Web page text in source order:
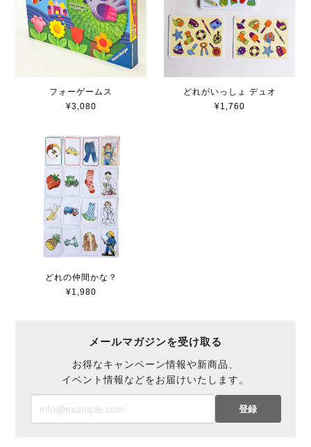
フォーゲームス
¥3,080
どれがいっしょ デュオ
¥1,760
どれの仲間かな？
¥1,980
メールマガジンを受け取る
お得なキャンペーン情報や新商品、
イベント情報などをお届けいたします。
登録